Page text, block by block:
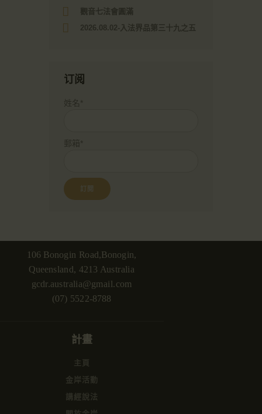
觀音七法會圓滿
2026.08.02-入法界品第三十九之五
订阅
姓名*
郵箱*
106 Bonogin Road,Bonogin,
Queensland, 4213 Australia
gcdr.australia@gmail.com
(07) 5522-8788
計畫
主頁
金岸活動
講經說法